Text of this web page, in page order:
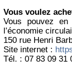
Vous voulez
Vous pouvez en
l’économie
150 rue Henri
Site internet :
Tél. : 07 83 09 31